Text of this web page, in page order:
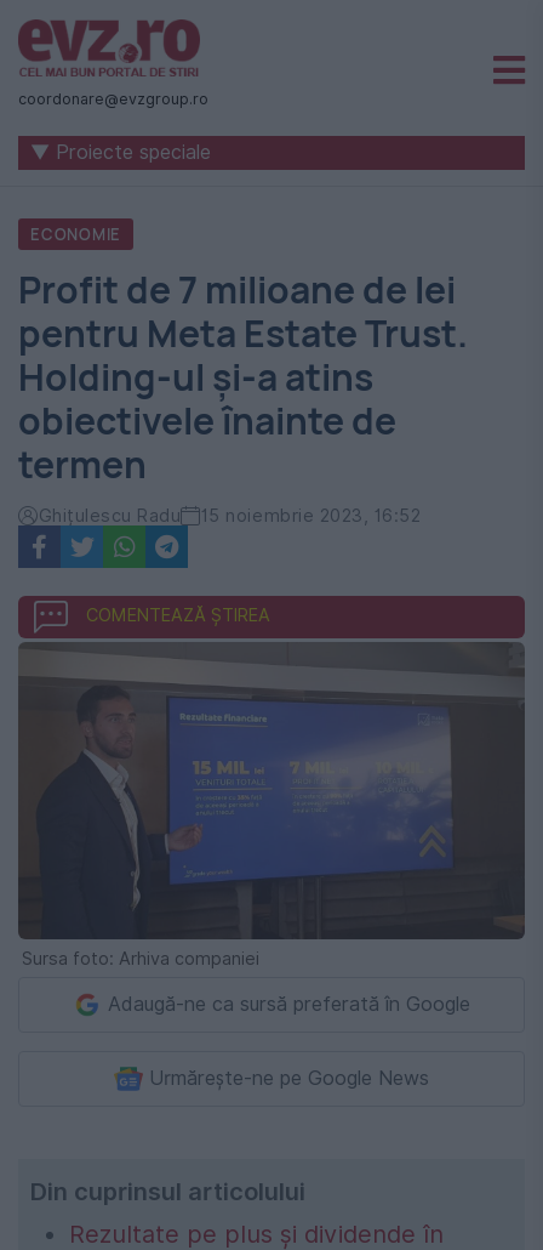
Știri
naționale
internaționale
România
-
Evenimentul
Zilei
coordonare@evzgroup.ro
▼ Proiecte speciale
ECONOMIE
Profit de 7 milioane de lei
pentru Meta Estate Trust.
Holding-ul și-a atins
obiectivele înainte de
termen
Ghițulescu Radu 15 noiembrie 2023, 16:52
COMENTEAZĂ ȘTIREA
Sursa foto: Arhiva companiei
Adaugă-ne ca sursă preferată în Google
Urmărește-ne pe Google News
Din cuprinsul articolului
Rezultate pe plus și dividende în